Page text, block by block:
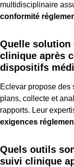
multidisciplinaire
conformité
Quelle solution
clinique après
dispositifs
Eclevar propose
plans, collecte et
rapports. Leur
exigences
Quels outils
suivi clinique